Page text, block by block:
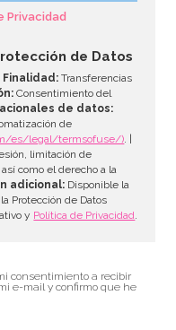
Privacidad
de Datos
Finalidad: Transferencias
Consentimiento del
de datos:
de
es/legal/termsofuse/). |
limitación de
como el derecho a la
adicional: Disponible la
Protección de Datos
y Política de Privacidad.
consentimiento a recibir
e-mail y confirmo que he